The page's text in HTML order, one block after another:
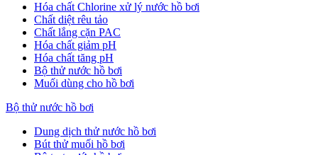
Hóa chất Chlorine xử lý nước hồ bơi
Chất diệt rêu tảo
Chất lắng cặn PAC
Hóa chất giảm pH
Hóa chất tăng pH
Bộ thử nước hồ bơi
Muối dùng cho hồ bơi
Bộ thử nước hồ bơi
Dung dịch thử nước hồ bơi
Bút thử muối hồ bơi